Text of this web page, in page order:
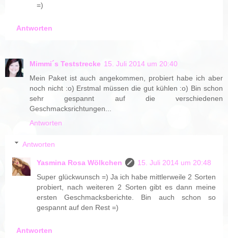
=)
Antworten
Mimmi´s Teststrecke 15. Juli 2014 um 20:40
Mein Paket ist auch angekommen, probiert habe ich aber
noch nicht :o) Erstmal müssen die gut kühlen :o) Bin schon
sehr gespannt auf die verschiedenen
Geschmacksrichtungen...
Antworten
Antworten
Yasmina Rosa Wölkchen
15. Juli 2014 um 20:48
Super glückwunsch =) Ja ich habe mittlerweile 2 Sorten
probiert, nach weiteren 2 Sorten gibt es dann meine
ersten Geschmacksberichte. Bin auch schon so
gespannt auf den Rest =)
Antworten